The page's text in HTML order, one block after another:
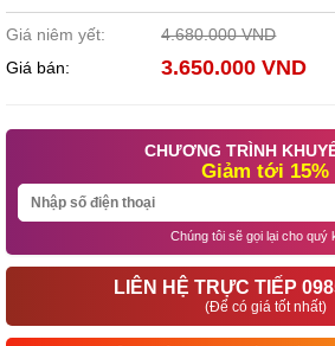
Giá niêm yết: 4.680.000 VND
Giá bán: 3.650.000 VND
CHƯƠNG TRÌNH
Giảm tới 15%
Chúng tôi sẽ gọi lại cho quý
LIÊN HỆ TRỰC TIẾP
(Để có giá tốt nhất)